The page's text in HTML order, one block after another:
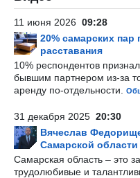
11 июня 2026 09:28
20% самарских
расставания
10% респондентов
бывшим партнером из-за
аренду по-отдельности.
31 декабря 2025 20:30
Вячеслав
Самарской
Самарская область – это
трудолюбивые и